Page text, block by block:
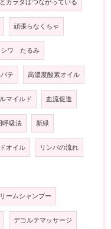
カラダはつながっている
頑張らなくちゃ
シワ たるみ
テ 高濃度酸素オイル
マイルド 血流促進
呼吸法 新緑
オイル リンパの流れ
ームシャンプー
デコルテマッサージ